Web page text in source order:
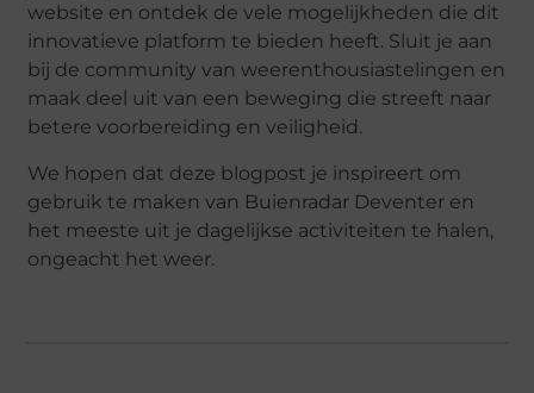
website en ontdek de vele mogelijkheden die dit
innovatieve platform te bieden heeft. Sluit je aan
bij de community van weerenthousiastelingen en
maak deel uit van een beweging die streeft naar
betere voorbereiding en veiligheid.
We hopen dat deze blogpost je inspireert om
gebruik te maken van Buienradar Deventer en
het meeste uit je dagelijkse activiteiten te halen,
ongeacht het weer.